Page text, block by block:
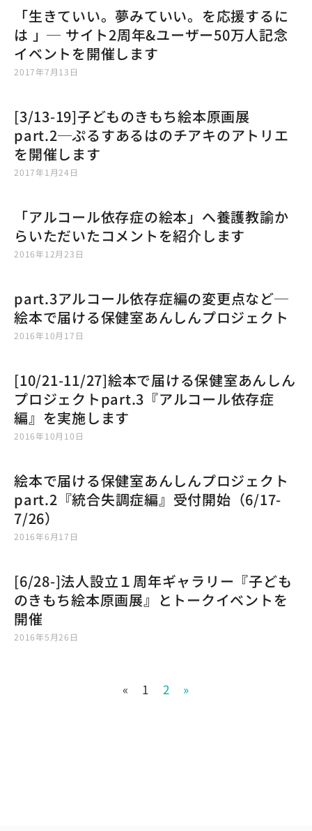
「生きていい。夢みていい。を応援するに
は 」─ サイト2周年&ユーザー50万人記念
イベントを開催します
2017年7月13日
[3/13-19]子どものきもち絵本原画展
part.2─ぷるすあるはのチアキのアトリエ
を開催します
2017年1月24日
「アルコール依存症の絵本」へ養護教諭か
らいただいたコメントを紹介します
2016年12月23日
part.3アルコール依存症編の変更点など─
絵本で届ける保健室あんしんプロジェクト
2016年10月17日
[10/21-11/27]絵本で届ける保健室あんしん
プロジェクトpart.3『アルコール依存症
編』を実施します
2016年10月10日
絵本で届ける保健室あんしんプロジェクト
part.2『統合失調症編』受付開始（6/17-
7/26）
2016年6月17日
[6/28-]法人設立１周年ギャラリー『子ども
のきもち絵本原画展』とトークイベントを
開催
2016年5月26日
« 1 2 »